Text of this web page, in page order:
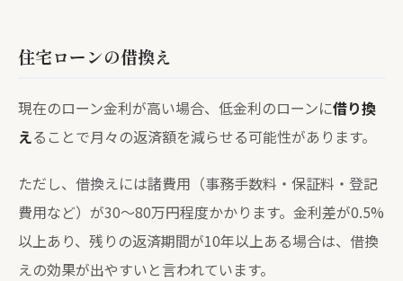
住宅ローンの借換え
現在のローン金利が高い場合、低金利のローンに借り換
えることで月々の返済額を減らせる可能性があります。
ただし、借換えには諸費用（事務手数料・保証料・登記
費用など）が30〜80万円程度かかります。金利差が0.5%
以上あり、残りの返済期間が10年以上ある場合は、借換
えの効果が出やすいと言われています。